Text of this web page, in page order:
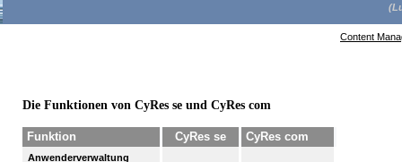
Die Funktionen von CyRes se und CyRes com
Funktion CyRes se CyRes com
Anwenderverwaltung
Content